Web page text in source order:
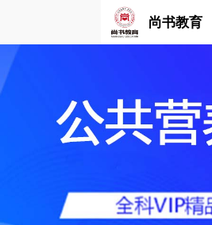
尚书教育